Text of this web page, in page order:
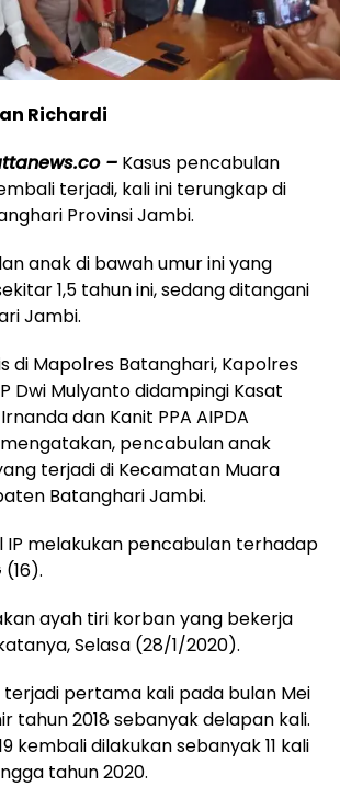
Richardi
– Kasus pencabulan
terjadi, kali ini terungkap di
Provinsi Jambi.
anak di bawah umur ini yang
1,5 tahun ini, sedang ditangani
Jambi.
di Mapolres Batanghari, Kapolres
Dwi Mulyanto didampingi Kasat
dan Kanit PPA AIPDA
pencabulan anak
terjadi di Kecamatan Muara
Batanghari Jambi.
IP melakukan pencabulan terhadap
ayah tiri korban yang bekerja
Selasa (28/1/2020).
terjadi pertama kali pada bulan Mei
tahun 2018 sebanyak delapan kali.
kembali dilakukan sebanyak 11 kali
tahun 2020.